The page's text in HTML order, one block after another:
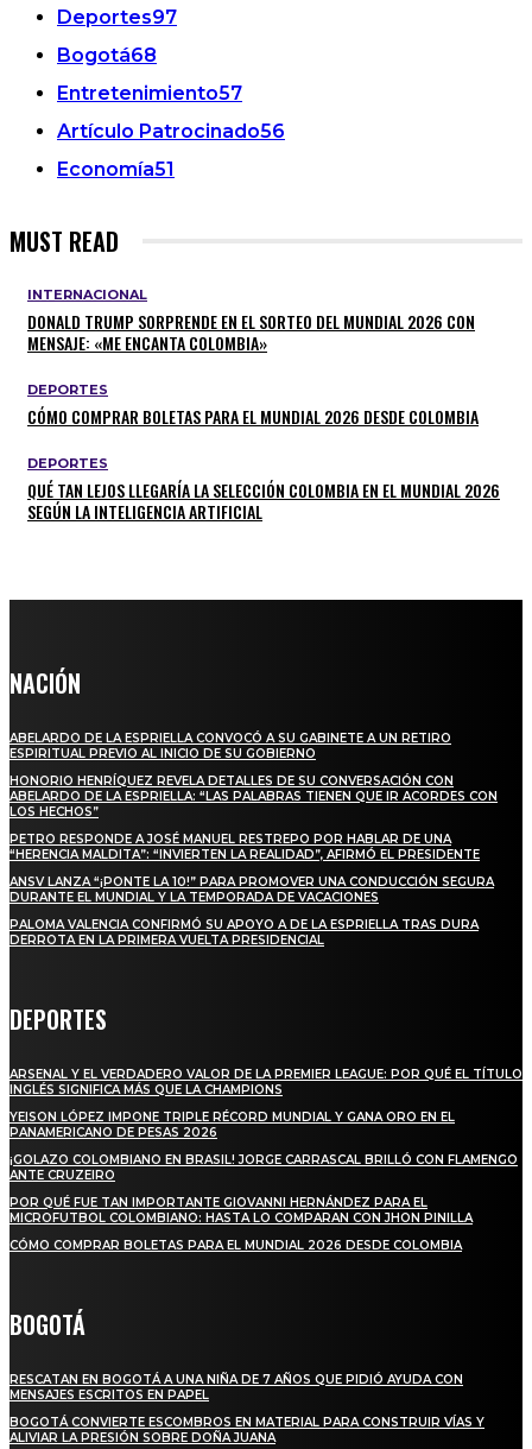
Deportes97
Bogotá68
Entretenimiento57
Artículo Patrocinado56
Economía51
MUST READ
INTERNACIONAL
DONALD TRUMP SORPRENDE EN EL SORTEO DEL MUNDIAL 2026 CON
MENSAJE: «ME ENCANTA COLOMBIA»
DEPORTES
CÓMO COMPRAR BOLETAS PARA EL MUNDIAL 2026 DESDE COLOMBIA
DEPORTES
QUÉ TAN LEJOS LLEGARÍA LA SELECCIÓN COLOMBIA EN EL MUNDIAL 2026
SEGÚN LA INTELIGENCIA ARTIFICIAL
NACIÓN
ABELARDO DE LA ESPRIELLA CONVOCÓ A SU GABINETE A UN RETIRO
ESPIRITUAL PREVIO AL INICIO DE SU GOBIERNO
HONORIO HENRÍQUEZ REVELA DETALLES DE SU CONVERSACIÓN CON
ABELARDO DE LA ESPRIELLA: “LAS PALABRAS TIENEN QUE IR ACORDES CON
LOS HECHOS”
PETRO RESPONDE A JOSÉ MANUEL RESTREPO POR HABLAR DE UNA
“HERENCIA MALDITA”: “INVIERTEN LA REALIDAD”, AFIRMÓ EL PRESIDENTE
ANSV LANZA “¡PONTE LA 10!” PARA PROMOVER UNA CONDUCCIÓN SEGURA
DURANTE EL MUNDIAL Y LA TEMPORADA DE VACACIONES
PALOMA VALENCIA CONFIRMÓ SU APOYO A DE LA ESPRIELLA TRAS DURA
DERROTA EN LA PRIMERA VUELTA PRESIDENCIAL
DEPORTES
ARSENAL Y EL VERDADERO VALOR DE LA PREMIER LEAGUE: POR QUÉ EL TÍTULO
INGLÉS SIGNIFICA MÁS QUE LA CHAMPIONS
YEISON LÓPEZ IMPONE TRIPLE RÉCORD MUNDIAL Y GANA ORO EN EL
PANAMERICANO DE PESAS 2026
¡GOLAZO COLOMBIANO EN BRASIL! JORGE CARRASCAL BRILLÓ CON FLAMENGO
ANTE CRUZEIRO
POR QUÉ FUE TAN IMPORTANTE GIOVANNI HERNÁNDEZ PARA EL
MICROFUTBOL COLOMBIANO: HASTA LO COMPARAN CON JHON PINILLA
CÓMO COMPRAR BOLETAS PARA EL MUNDIAL 2026 DESDE COLOMBIA
BOGOTÁ
RESCATAN EN BOGOTÁ A UNA NIÑA DE 7 AÑOS QUE PIDIÓ AYUDA CON
MENSAJES ESCRITOS EN PAPEL
BOGOTÁ CONVIERTE ESCOMBROS EN MATERIAL PARA CONSTRUIR VÍAS Y
ALIVIAR LA PRESIÓN SOBRE DOÑA JUANA